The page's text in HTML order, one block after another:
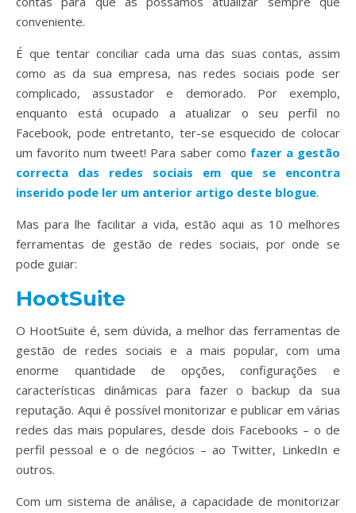
conveniente.
É que tentar conciliar cada uma das suas contas, assim
como as da sua empresa, nas redes sociais pode ser
complicado, assustador e demorado. Por exemplo,
enquanto está ocupado a atualizar o seu perfil no
Facebook, pode entretanto, ter-se esquecido de colocar
um favorito num tweet! Para saber como fazer a gestão
correcta das redes sociais em que se encontra
inserido pode ler um anterior artigo deste blogue.
Mas para lhe facilitar a vida, estão aqui as 10 melhores
ferramentas de gestão de redes sociais, por onde se
pode guiar:
HootSuite
O HootSuite é, sem dúvida, a melhor das ferramentas de
gestão de redes sociais e a mais popular, com uma
enorme quantidade de opções, configurações e
características dinâmicas para fazer o backup da sua
reputação. Aqui é possível monitorizar e publicar em várias
redes das mais populares, desde dois Facebooks – o de
perfil pessoal e o de negócios – ao Twitter, LinkedIn e
outros.
Com um sistema de análise, a capacidade de monitorizar